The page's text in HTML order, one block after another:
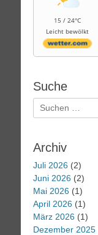
15 / 24°C
Leicht bewölkt
Suche
Suchen
nach:
Archiv
Juli 2026 (2)
Juni 2026 (2)
Mai 2026 (1)
April 2026 (1)
März 2026 (1)
Dezember 2025